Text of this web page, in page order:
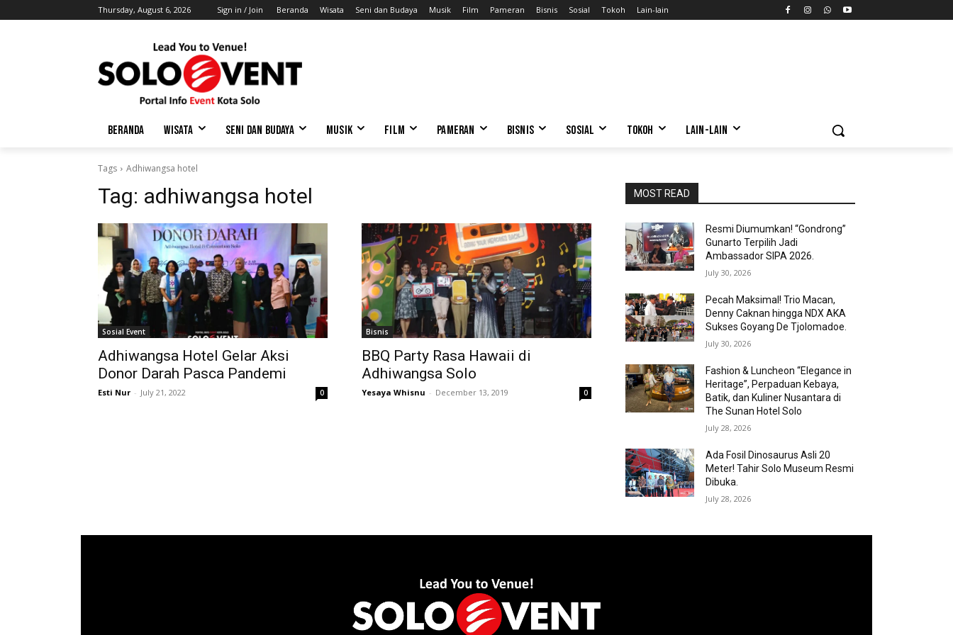
Thursday, August 6, 2026 Sign in / Join Beranda Wisata Seni dan Budaya Musik Film Pameran Bisnis Sosial Tokoh Lain-lain
BERANDA WISATA SENI DAN BUDAYA MUSIK FILM PAMERAN BISNIS SOSIAL TOKOH LAIN-LAIN
Tags Adhiwangsa hotel
Tag: adhiwangsa hotel
Sosial Event
Adhiwangsa Hotel Gelar Aksi
Donor Darah Pasca Pandemi
Esti Nur - July 21, 2022 0
Bisnis
BBQ Party Rasa Hawaii di
Adhiwangsa Solo
Yesaya Whisnu - December 13, 2019 0
MOST READ
Resmi Diumumkan! “Gondrong”
Gunarto Terpilih Jadi
Ambassador SIPA 2026.
July 30, 2026
Pecah Maksimal! Trio Macan,
Denny Caknan hingga NDX AKA
Sukses Goyang De Tjolomadoe.
July 30, 2026
Fashion & Luncheon “Elegance in
Heritage”, Perpaduan Kebaya,
Batik, dan Kuliner Nusantara di
The Sunan Hotel Solo
July 28, 2026
Ada Fosil Dinosaurus Asli 20
Meter! Tahir Solo Museum Resmi
Dibuka.
July 28, 2026